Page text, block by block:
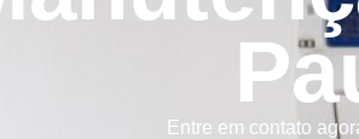
Entre em contato